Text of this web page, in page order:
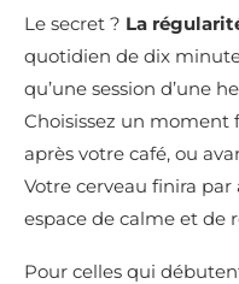
Le secret ? La
quotidien de dix
qu’une session d’une
Choisissez un moment
après votre café, ou
Votre cerveau finira
espace de calme et de
Pour celles qui